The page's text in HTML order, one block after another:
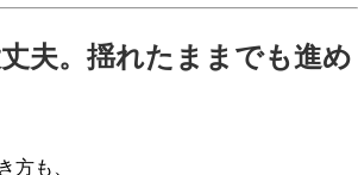
夫。揺れたままでも進め
方も、